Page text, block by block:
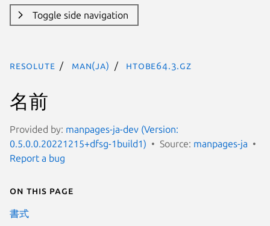
Toggle side navigation
resolute man(ja) htobe64.3.gz
名前
Provided by: manpages-ja-dev (Version:
0.5.0.0.20221215+dfsg-1build1)
Source: manpages-ja
Report a bug
On this page
書式